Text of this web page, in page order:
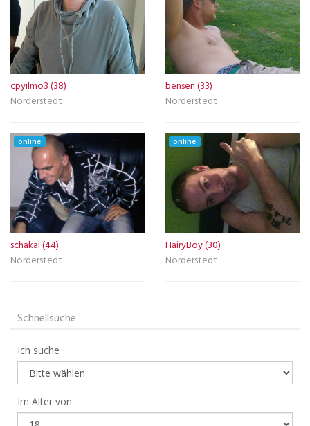
cpyilmo3 (38)
Norderstedt
bensen (33)
Norderstedt
online
schakal (44)
Norderstedt
online
HairyBoy (30)
Norderstedt
Schnellsuche
Ich suche
Im Alter von